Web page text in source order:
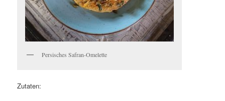
Persisches Safran-Omelette
Zutaten: